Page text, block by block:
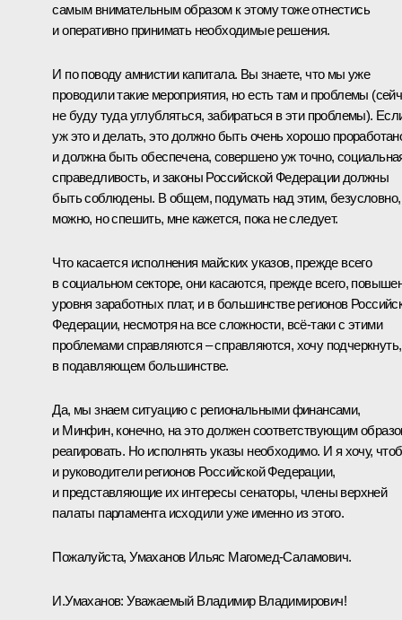
самым внимательным образом к этому тоже отнестись
и оперативно принимать необходимые решения.
И по поводу амнистии капитала. Вы знаете, что мы уже
проводили такие мероприятия, но есть там и проблемы
не буду туда углубляться, забираться в эти проблемы).
уж это и делать, это должно быть очень хорошо
и должна быть обеспечена, совершено уж точно,
справедливость, и законы Российской Федерации должны
быть соблюдены. В общем, подумать над этим, безусловно,
можно, но спешить, мне кажется, пока не следует.
Что касается исполнения майских указов, прежде всего
в социальном секторе, они касаются, прежде всего,
уровня заработных плат, и в большинстве регионов
Федерации, несмотря на все сложности, всё‑таки с этими
проблемами справляются – справляются, хочу подчеркнуть,
в подавляющем большинстве.
Да, мы знаем ситуацию с региональными финансами,
и Минфин, конечно, на это должен соответствующим
реагировать. Но исполнять указы необходимо. И я хочу,
и руководители регионов Российской Федерации,
и представляющие их интересы сенаторы, члены верхней
палаты парламента исходили уже именно из этого.
Пожалуйста, Умаханов Ильяс Магомед-Саламович.
И.Умаханов: Уважаемый Владимир Владимирович!